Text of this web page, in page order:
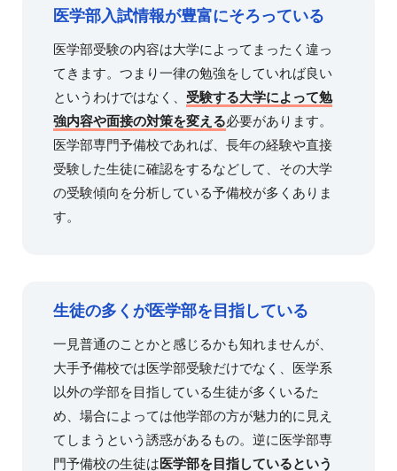
医学部入試情報が豊富にそろっている
医学部受験の内容は大学によってまったく違っ
てきます。つまり一律の勉強をしていれば良い
というわけではなく、 受験する大学によって勉
強内容や面接の対策を変える必要があります。
医学部専門予備校であれば、長年の経験や直接
受験した生徒に確認をするなどして、その大学
の受験傾向を分析している予備校が多くありま
す。
生徒の多くが医学部を目指している
一見普通のことかと感じるかも知れませんが、
大手予備校では医学部受験だけでなく、医学系
以外の学部を目指している生徒が多くいるた
め、場合によっては他学部の方が魅力的に見え
てしまうという誘惑があるもの。逆に医学部専
門予備校の生徒は医学部を目指しているという